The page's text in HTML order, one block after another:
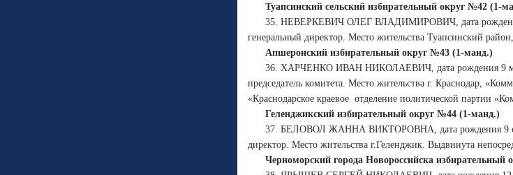
Туапсинский сельский избирательный округ №42 (1-
35. НЕВЕРКЕВИЧ ОЛЕГ ВЛАДИМИРОВИЧ, дата рождения
генеральный директор. Место жительства Туапсинский
Апшеронский избирательный округ №43 (1-манд.)
36. ХАРЧЕНКО ИВАН НИКОЛАЕВИЧ, дата рождения 9 мая
председатель комитета. Место жительства г. Краснодар,
«Краснодарское краевое отделение политической партии
Геленджикский избирательный округ №44 (1-манд.)
37. БЕЛОВОЛ ЖАННА ВИКТОРОВНА, дата рождения 9
директор. Место жительства г.Геленджик. Выдвинута
Черноморский города Новороссийска избирательный